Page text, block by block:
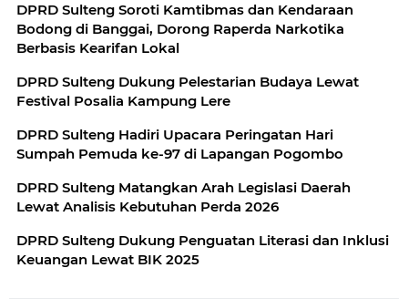
DPRD Sulteng Soroti Kamtibmas dan Kendaraan
Bodong di Banggai, Dorong Raperda Narkotika
Berbasis Kearifan Lokal
DPRD Sulteng Dukung Pelestarian Budaya Lewat
Festival Posalia Kampung Lere
DPRD Sulteng Hadiri Upacara Peringatan Hari
Sumpah Pemuda ke-97 di Lapangan Pogombo
DPRD Sulteng Matangkan Arah Legislasi Daerah
Lewat Analisis Kebutuhan Perda 2026
DPRD Sulteng Dukung Penguatan Literasi dan Inklusi
Keuangan Lewat BIK 2025